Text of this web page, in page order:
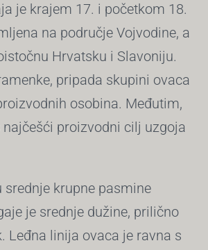
je krajem 17. i početkom 18.
na područje Vojvodine, a
Hrvatsku i Slavoniju.
pripada skupini ovaca
osobina. Međutim,
najčešći proizvodni cilj uzgoja
srednje krupne pasmine
je srednje dužine, prilično
Leđna linija ovaca je ravna s